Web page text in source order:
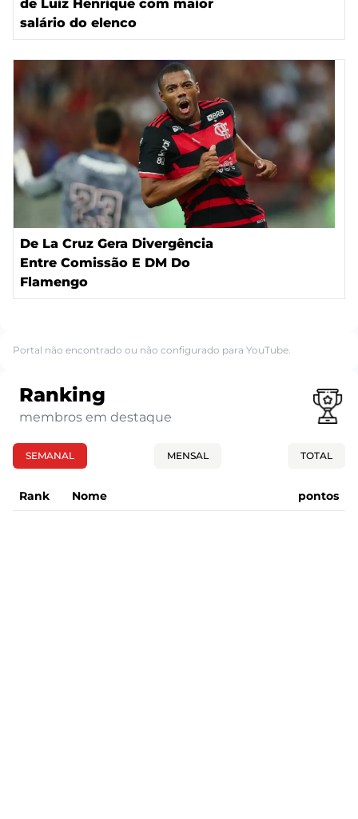
de Luiz Henrique com maior
salário do elenco
De La Cruz Gera Divergência
Entre Comissão E DM Do
Flamengo
Portal não encontrado ou não configurado para YouTube.
Ranking
membros em destaque
SEMANAL MENSAL TOTAL
Rank Nome pontos